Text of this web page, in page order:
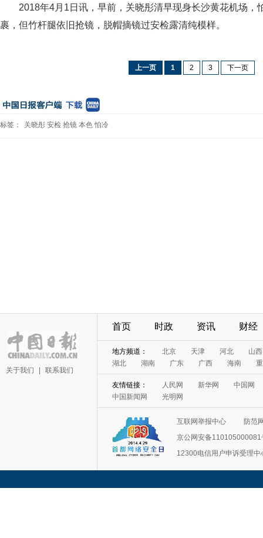
2018年4月1日讯，早前，关晓彤清早现身长沙黄花机场，
裹，但竹杆腿依旧抢镜，脱帽摘镜过安检露清纯模样。
上一页 1 2 3 下一页
标签： 关晓彤 安检 抢镜 本色 怕冷
关于我们 联系我们
首页 时政 资讯 财经
地方频道： 北京 天津 河北
山西
湖北
湖南 广东 广西 海南
友情链接： 人民网 新华网
中国网
中国新闻网
光明网
互联网举报中心
防范
京公网安备110105000081
12300电信用户申诉受理中